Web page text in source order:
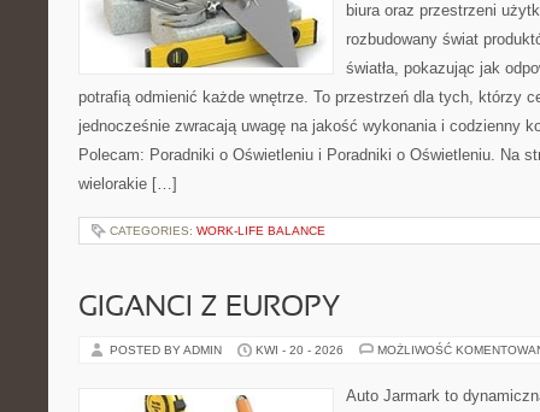
biura oraz przestrzeni
rozbudowany świat
światła, pokazując jak
potrafią odmienić każde wnętrze. To przestrzeń dla tych, którzy
jednocześnie zwracają uwagę na jakość wykonania i codzienny
Polecam: Poradniki o Oświetleniu i Poradniki o Oświetleniu. Na
wielorakie […]
CATEGORIES: WORK-LIFE BALANCE
GIGANCI Z EUROPY
POSTED BY ADMIN KWI - 20 - 2026 MOŻLIWOŚĆ
Auto Jarmark to